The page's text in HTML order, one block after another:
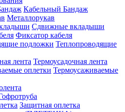
Кабельный Бандаж
Металлорукав
Сдвижные вкладыши
Фиксатор кабеля
Теплопроводящие
Термоусадочная лента
Термоусаживаемые
Защитная оплетка